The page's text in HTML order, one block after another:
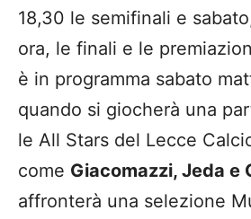
18,30 le semifinali e
ora, le finali e le
è in programma sabato
quando si giocherà una
le All Stars del Lecce
come Giacomazzi, Jeda e
affronterà una selezione